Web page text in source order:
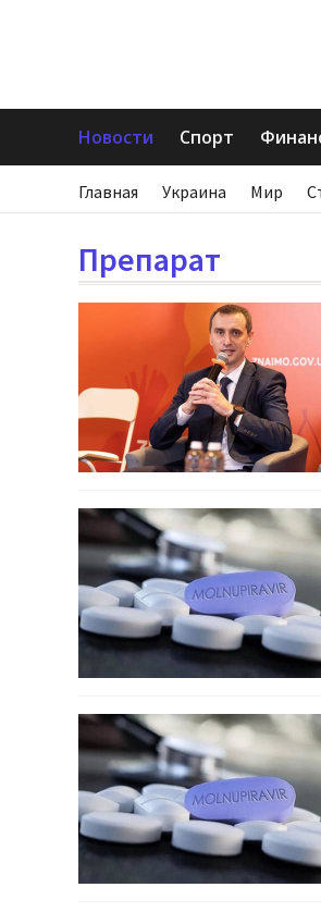
Новости Спорт
Главная Украина Мир
Препарат